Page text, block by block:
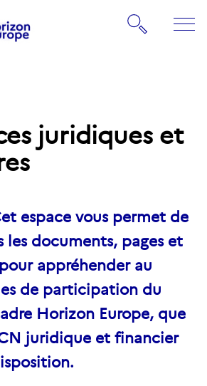
Rechercher
juridiques et
espace vous permet de
les documents, pages et
appréhender au
de participation du
Horizon Europe, que
juridique et financier